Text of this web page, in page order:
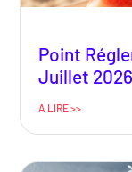
Point
Juillet 2026
A LIRE >>